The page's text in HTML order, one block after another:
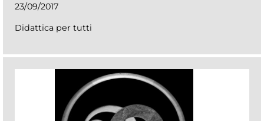
23/09/2017
Didattica per tutti